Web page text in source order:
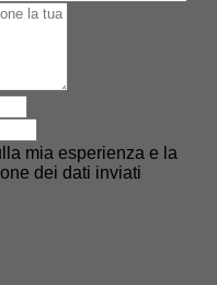
mia esperienza e la
dei dati inviati